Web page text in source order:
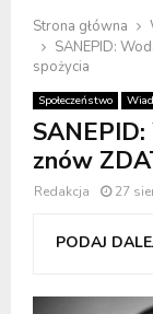
Strona główna
SANEPID:
spożycia
Społeczeństwo
znów
Redakcja 27
PODAJ